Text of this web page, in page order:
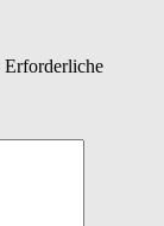
Erforderliche